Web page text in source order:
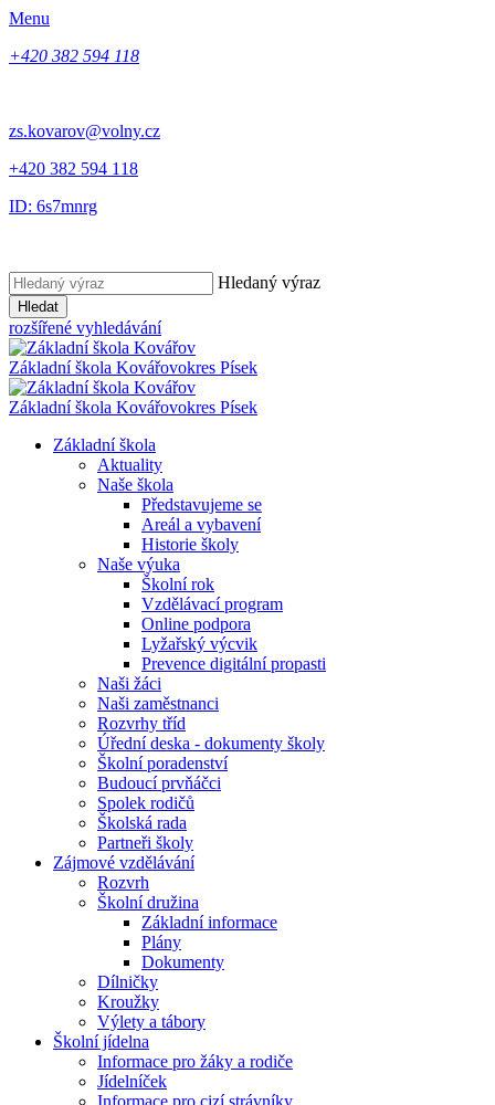
Menu
+420 382 594 118
zs.kovarov@volny.cz
+420 382 594 118
ID: 6s7mnrg
Hledaný výraz
Hledat
rozšířené vyhledávání
Základní škola Kovářovokres Písek
Základní škola Kovářovokres Písek
Základní škola
Aktuality
Naše škola
Představujeme se
Areál a vybavení
Historie školy
Naše výuka
Školní rok
Vzdělávací program
Online podpora
Lyžařský výcvik
Prevence digitální propasti
Naši žáci
Naši zaměstnanci
Rozvrhy tříd
Úřední deska - dokumenty školy
Školní poradenství
Budoucí prvňáčci
Spolek rodičů
Školská rada
Partneři školy
Zájmové vzdělávání
Rozvrh
Školní družina
Základní informace
Plány
Dokumenty
Dílničky
Kroužky
Výlety a tábory
Školní jídelna
Informace pro žáky a rodiče
Jídelníček
Informace pro cizí strávníky